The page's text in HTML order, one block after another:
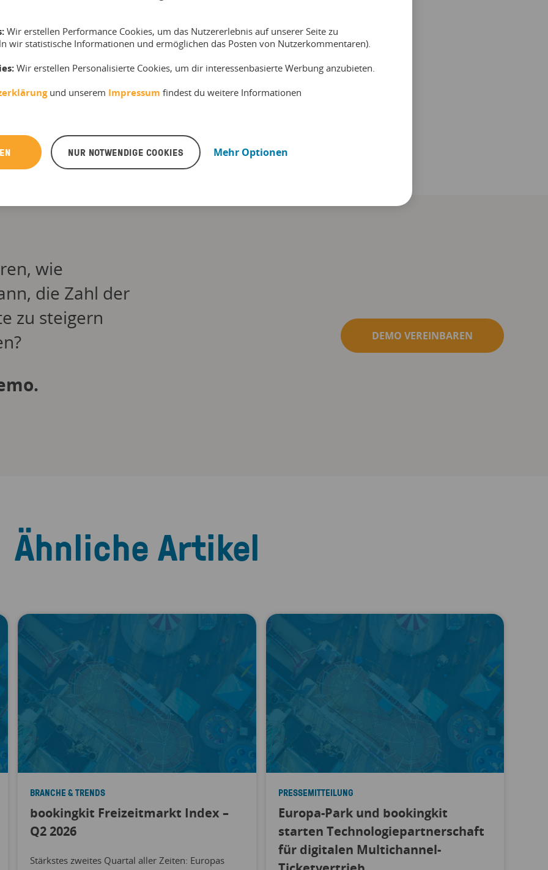
Experte für die Erlebnisbranche und
über Zahlen, Fakten und Neuerungen auf
Blog und dem bookingkit-
wie
die Zahl der
zu steigern
DEMO VEREINBAREN
Ähnliche Artikel
BRANCHE & TRENDS
bookingkit Freizeitmarkt Index –
Q2 2026
Stärkstes zweites Quartal aller Zeiten: Europas
PRESSEMITTEILUNG
Europa-Park und bookingkit
starten Technologiepartnerschaft
für digitalen Multichannel-
Wir erstellen Performance Cookies, um das Nutzererlebnis auf unserer Seite zu
wir statistische Informationen und ermöglichen das Posten von Nutzerkommentaren).
Wir erstellen Personalisierte Cookies, um dir interessenbasierte Werbung anzubieten.
und unserem Impressum findest du weitere Informationen
NUR NOTWENDIGE COOKIES Mehr Optionen